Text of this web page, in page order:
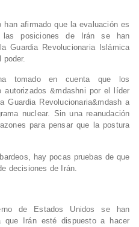
han afirmado que la evaluación es
las posiciones de Irán se han
Guardia Revolucionaria Islámica
poder.
tomado en cuenta que los
autorizados &mdashni por el líder
Guardia Revolucionaria&mdash a
nuclear. Sin una reanudación
para pensar que la postura
hay pocas pruebas de que
decisiones de Irán.
de Estados Unidos se han
que Irán esté dispuesto a hacer